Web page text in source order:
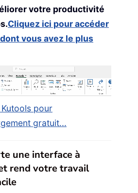
votre productivité
Cliquez ici pour accéder
vous avez le plus
pour
gratuit...
une interface à
rend votre travail